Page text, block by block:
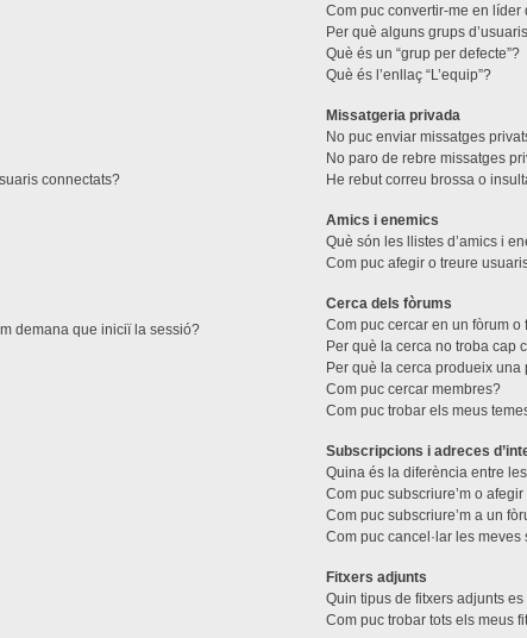
connectats?
demana que iniciï la sessió?
Com puc convertir-me en líder
Per què alguns grups
Què és un “grup per defecte”?
Què és l’enllaç “L’equip”?
Missatgeria privada
No puc enviar missatges
No paro de rebre missatges
He rebut correu brossa o
Amics i enemics
Què són les llistes d’amics i
Com puc afegir o treure
Cerca dels fòrums
Com puc cercar en un fòrum o
Per què la cerca no troba cap
Per què la cerca produeix
Com puc cercar membres?
Com puc trobar els meus
Subscripcions i adreces
Quina és la diferència entre
Com puc subscriure’m o
Com puc subscriure’m a un
Com puc cancel·lar les
Fitxers adjunts
Quin tipus de fitxers adjunts
Com puc trobar tots els meus